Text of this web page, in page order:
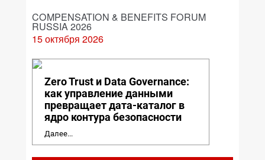
COMPENSATION & BENEFITS FORUM
RUSSIA 2026
15 октября 2026
Zero Trust и Data Governance:
как управление данными
превращает дата-каталог в
ядро контура безопасности
Далее...